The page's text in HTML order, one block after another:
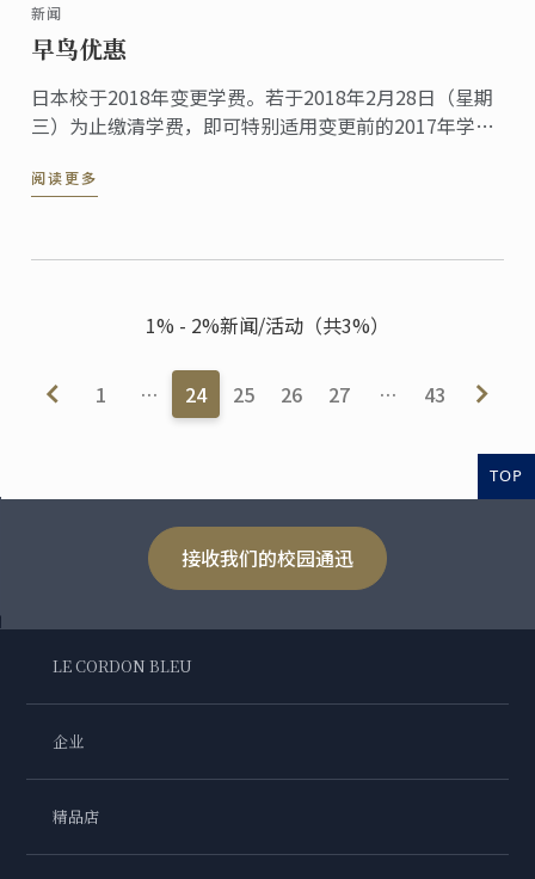
新闻
早鸟优惠
日本校于2018年变更学费。若于2018年2月28日（星期
三）为止缴清学费，即可特别适用变更前的2017年学费
阅读更多
1% - 2%新闻/活动（共3%）
1 … 24 25 26 27 … 43
TOP
接收我们的校园通迅
LE CORDON BLEU
企业
精品店